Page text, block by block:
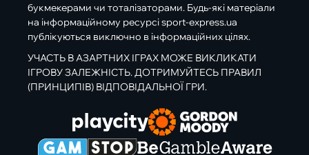
букмекерами чи тоталізаторами. Будь-які матеріали
на інформаційному ресурсі sport-express.ua
публікуються виключно в інформаційних цілях.
УЧАСТЬ В АЗАРТНИХ ІГРАХ МОЖЕ ВИКЛИКАТИ
ІГРОВУ ЗАЛЕЖНІСТЬ. ДОТРИМУЙТЕСЬ ПРАВИЛ
(ПРИНЦИПІВ) ВІДПОВІДАЛЬНОЇ ГРИ.